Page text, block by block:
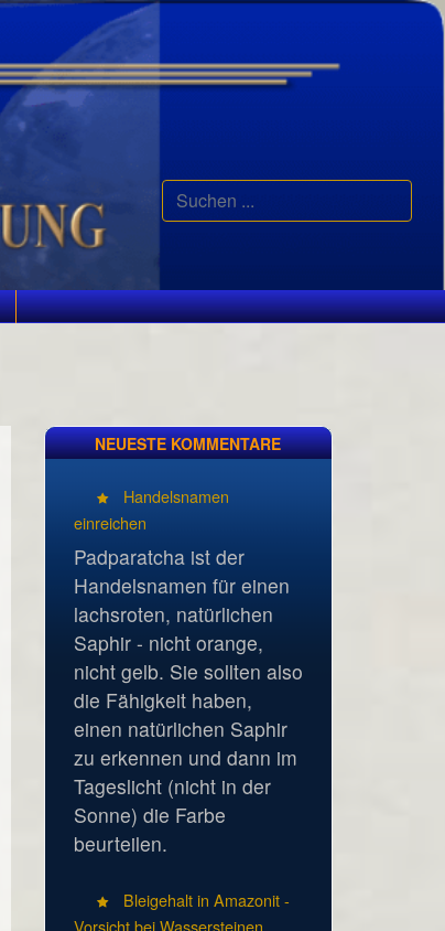
Suchen
...
NEUESTE KOMMENTARE
Handelsnamen
einreichen
Padparatcha ist der
Handelsnamen für einen
lachsroten, natürlichen
Saphir - nicht orange,
nicht gelb. Sie sollten also
die Fähigkeit haben,
einen natürlichen Saphir
zu erkennen und dann im
Tageslicht (nicht in der
Sonne) die Farbe
beurteilen.
Bleigehalt in Amazonit -
Vorsicht bei Wassersteinen